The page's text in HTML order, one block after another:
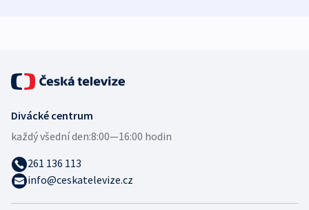
Divácké centrum
každý všední den:8:00—16:00 hodin
261 136 113
info@ceskatelevize.cz